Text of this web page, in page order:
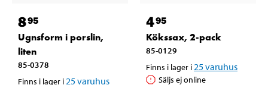
895
Ugnsform i porslin,
liten
85-0378
Finns i lager i 25varuhus
495
Kökssax, 2-pack
85-0129
Finns i lager i 25varuhus
Säljs ej online